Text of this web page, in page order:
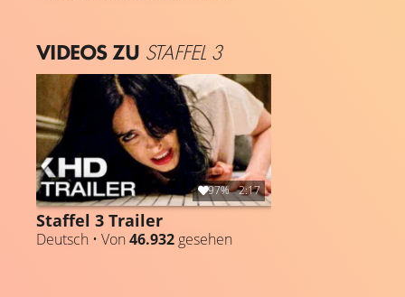
VIDEOS ZU STAFFEL 3
97% 2:17
Staffel 3 Trailer
Deutsch • Von46.932 gesehen